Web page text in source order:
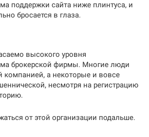
поддержки сайта ниже плинтуса, и
бросается в глаза.
высокого уровня
брокерской фирмы. Многие люди
компанией, а некоторые и вовсе
несмотря на регистрацию
от этой организации подальше.